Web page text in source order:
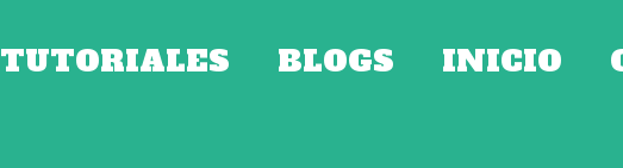
TUTORIALES BLOGS INICIO